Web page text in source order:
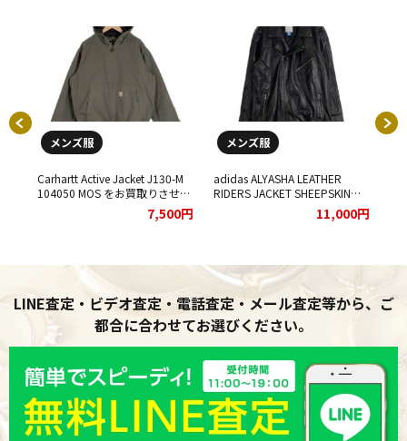
メンズ服
Carhartt Active Jacket J130-M
104050 MOS をお買取りさせて
7,500円
メンズ服
adidas ALYASHA LEATHER
RIDERS JACKET SHEEPSKIN
E75732 をお買取りさせていた
11,000円
LINE査定・ビデオ査定・電話査定・メール査定等から、ご
都合に合わせてお選びください。